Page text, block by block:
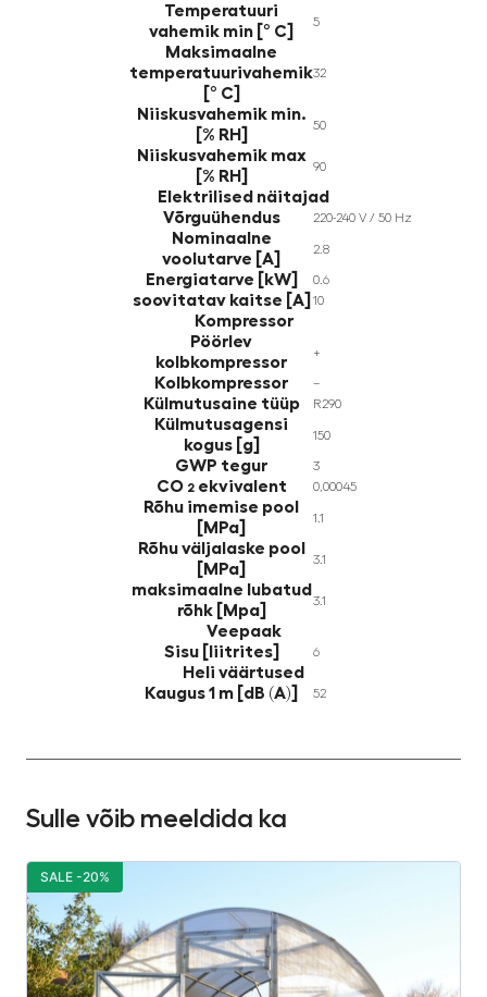
Temperatuuri
vahemik min [° C]
5
Maksimaalne
temperatuurivahemik
[° C]
32
Niiskusvahemik min.
[% RH]
50
Niiskusvahemik max
[% RH]
90
Elektrilised näitajad
Võrguühendus
220-240 V / 50 Hz
Nominaalne
voolutarve [A]
2.8
Energiatarve [kW] 0.6
soovitatav kaitse [A] 10
Kompressor
Pöörlev
kolbkompressor
+
Kolbkompressor –
Külmutusaine tüüp R290
Külmutusagensi
kogus [g]
150
GWP tegur 3
CO 2ekvivalent 0,00045
Rõhu imemise pool
[MPa]
1.1
Rõhu väljalaske pool
[MPa]
3.1
maksimaalne lubatud
rõhk [Mpa]
3.1
Veepaak
Sisu [liitrites]
6
Heli väärtused
Kaugus 1 m [dB (A)]
52
Sulle võib meeldida ka
SALE -20%